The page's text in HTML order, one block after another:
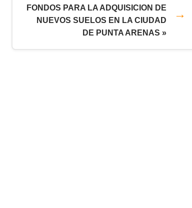
FONDOS PARA LA ADQUISICION DE
NUEVOS SUELOS EN LA CIUDAD
DE PUNTA ARENAS »